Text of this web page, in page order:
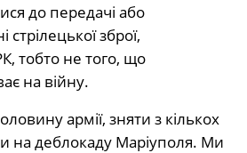
до передачі або
стрілецької зброї,
тобто не того, що
на війну.
армії, зняти з кількох
на деблокаду Маріуполя. Ми